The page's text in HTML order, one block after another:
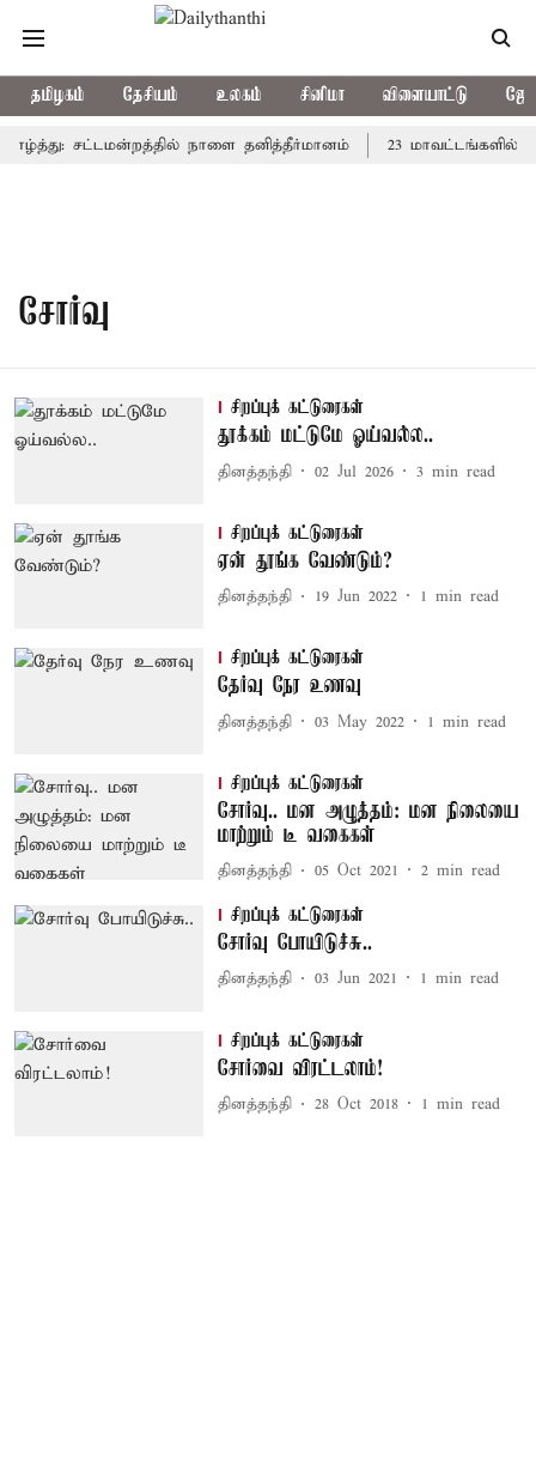
தமிழகம் தேசியம் உலகம் சினிமா விளையாட்டு
சட்டமன்றத்தில் நாளை தனித்தீர்மானம் 23 மாவட்டங்களில்
சோர்வு
சிறப்புக் கட்டுரைகள்
தூக்கம் மட்டுமே ஓய்வல்ல..
தினத்தந்தி 02 Jul 2026 3 min read
சிறப்புக் கட்டுரைகள்
ஏன் தூங்க வேண்டும்?
தினத்தந்தி 19 Jun 2022 1 min read
சிறப்புக் கட்டுரைகள்
தேர்வு நேர உணவு
தினத்தந்தி 03 May 2022 1 min read
சிறப்புக் கட்டுரைகள்
சோர்வு.. மன அழுத்தம்: மன நிலையை
மாற்றும் டீ வகைகள்
தினத்தந்தி 05 Oct 2021 2 min read
சிறப்புக் கட்டுரைகள்
சோர்வு போயிடுச்சு..
தினத்தந்தி 03 Jun 2021 1 min read
சிறப்புக் கட்டுரைகள்
சோர்வை விரட்டலாம்!
தினத்தந்தி 28 Oct 2018 1 min read